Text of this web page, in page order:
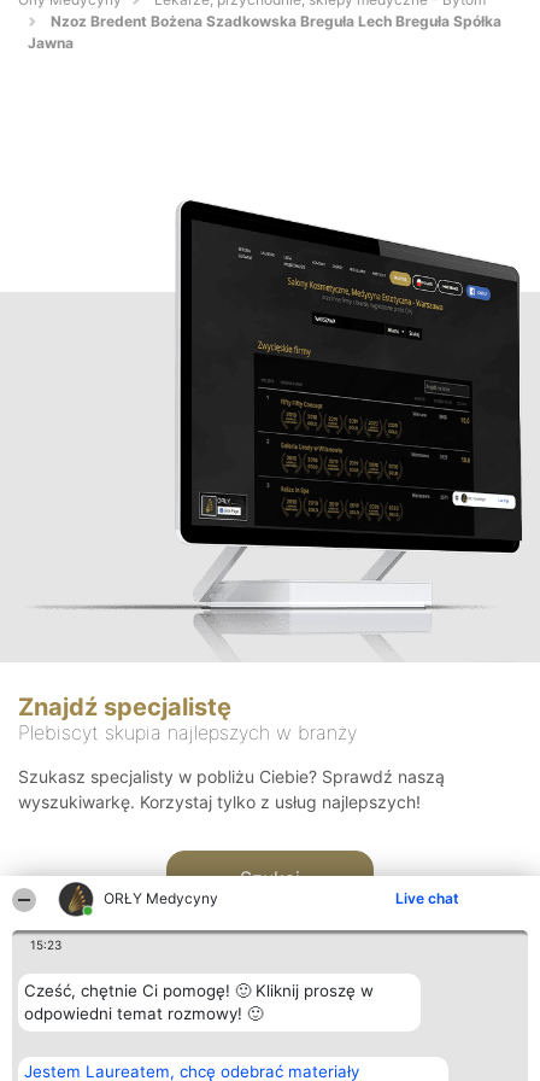
ORŁY Medycyny Live chat
15:23
Cześć, chętnie Ci pomogę! 🙂 Kliknij proszę w
odpowiedni temat rozmowy! 🙂
Jestem Laureatem, chcę odebrać materiały
Nzoz Bredent Bożena Szadkowska Breguła Lech Breguła Spółka
Jawna
Znajdź specjalistę
Plebiscyt skupia najlepszych w branży
Szukasz specjalisty w pobliżu Ciebie? Sprawdź naszą
wyszukiwarkę. Korzystaj tylko z usług najlepszych!
Szukaj
Organizator plebiscytu
Bright Side Solutions sp. z o.
Plebiscyt
Laureaci
Kontakt
Kontakt